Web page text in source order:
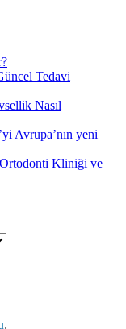
Tedavi
Nasıl
Avrupa’nın yeni
Kliniği ve
.